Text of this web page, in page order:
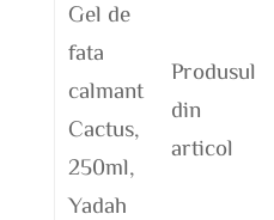
Gel de
fata
calmant
Cactus,
250ml,
Yadah
Produsul
din
articol